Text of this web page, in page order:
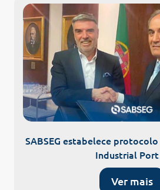
SABSEG estabelece
Industrial
Ver mais